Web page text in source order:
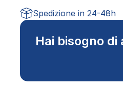
Spedizione in 24-48h
Hai bisogno di